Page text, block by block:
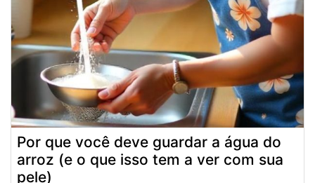
Por que você deve guardar a água do
arroz (e o que isso tem a ver com sua
pele)